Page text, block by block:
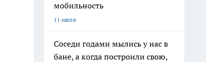
мобильность
11 июля
Соседи годами мылись у нас в
бане, а когда построили свою,